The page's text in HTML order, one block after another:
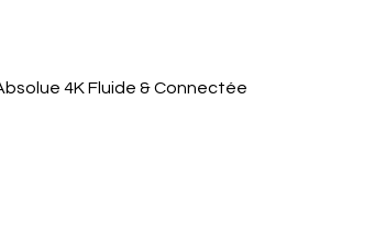
Aperçu rapide
4K Fluide & Connectée